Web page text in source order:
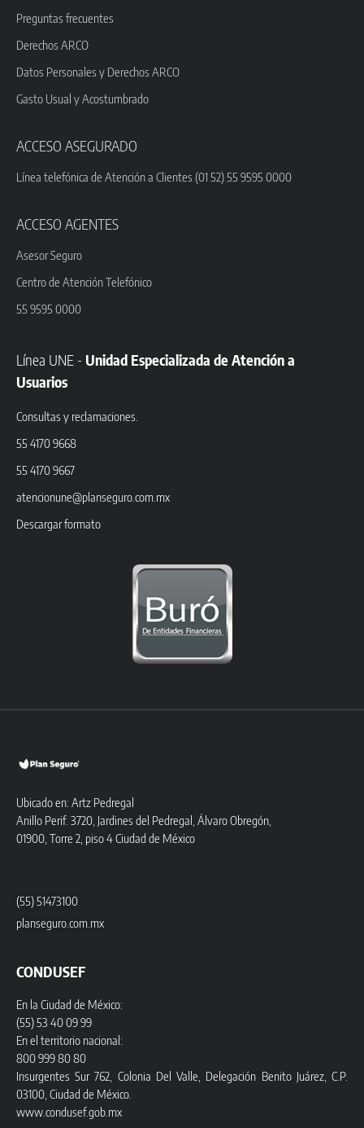
Preguntas frecuentes
Derechos ARCO
Datos Personales y Derechos ARCO
Gasto Usual y Acostumbrado
ACCESO ASEGURADO
Línea telefónica de Atención a Clientes (01 52) 55 9595 0000
ACCESO AGENTES
Asesor Seguro
Centro de Atención Telefónico
55 9595 0000
Línea UNE - Unidad Especializada de Atención a
Usuarios
Consultas y reclamaciones.
55 4170 9668
55 4170 9667
atencionune@planseguro.com.mx
Descargar formato
Ubicado en: Artz Pedregal
Anillo Perif. 3720, Jardines del Pedregal, Álvaro Obregón,
01900, Torre 2, piso 4 Ciudad de México
(55) 51473100
planseguro.com.mx
CONDUSEF
En la Ciudad de México:
(55) 53 40 09 99
En el territorio nacional:
800 999 80 80
Insurgentes Sur 762, Colonia Del Valle, Delegación Benito Juárez, C.P.
03100, Ciudad de México.
www.condusef.gob.mx